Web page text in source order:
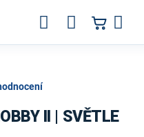
II | SVĚTLE